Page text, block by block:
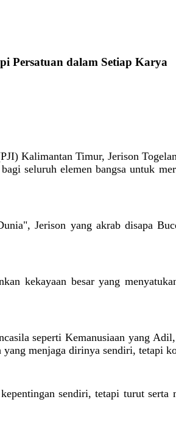
Persatuan dalam Setiap Karya
Kalimantan Timur, Jerison
seluruh elemen bangsa untuk
Jerison yang akrab disapa
kekayaan besar yang
seperti Kemanusiaan yang
menjaga dirinya sendiri, tetapi
sendiri, tetapi turut serta